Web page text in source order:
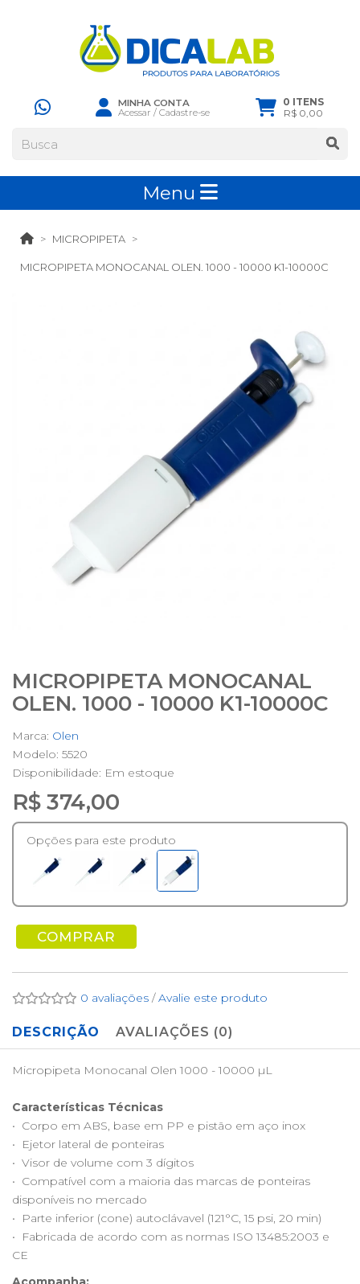
MINHA CONTA
Acessar /Cadastre-se
0 ITENS
R$ 0,00
Menu
MICROPIPETA
MICROPIPETA MONOCANAL OLEN. 1000 - 10000 K1-10000C
MICROPIPETA MONOCANAL
OLEN. 1000 - 10000 K1-10000C
Marca: Olen
Modelo: 5520
Disponibilidade: Em estoque
R$ 374,00
Opções para este produto
COMPRAR
0 avaliações /Avalie este produto
DESCRIÇÃO AVALIAÇÕES (0)
Micropipeta Monocanal Olen 1000 - 10000 µL
Características Técnicas
• Corpo em ABS, base em PP e pistão em aço inox
• Ejetor lateral de ponteiras
• Visor de volume com 3 dígitos
• Compatível com a maioria das marcas de ponteiras
disponíveis no mercado
• Parte inferior (cone) autoclávavel (121°C, 15 psi, 20 min)
• Fabricada de acordo com as normas ISO 13485:2003 e
CE